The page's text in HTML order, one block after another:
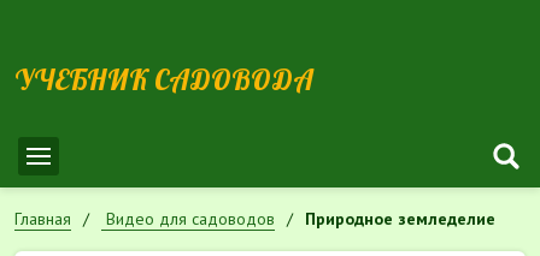
УЧЕБНИК САДОВОДА
Главная Видео для садоводов Природное земледелие